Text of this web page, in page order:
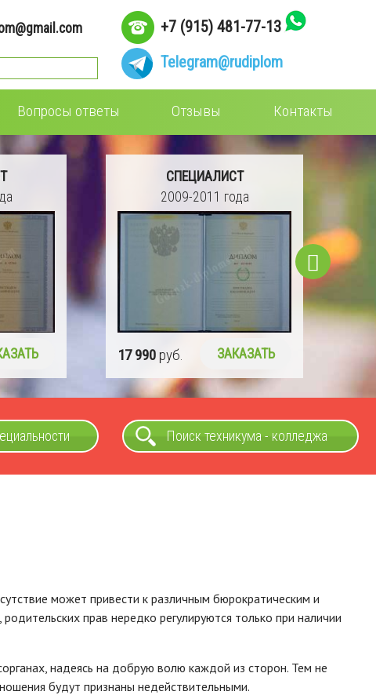
+7 (915) 481-77-13
Telegram@rudiplom
Вопросы ответы Отзывы Контакты
СПЕЦИАЛИСТ
2009-2011 года
17 990 руб. ЗАКАЗАТЬ
16
Поиск техникума - колледжа
может привести к различным бюрократическим и
прав нередко регулируются только при наличии
надеясь на добрую волю каждой из сторон. Тем не
будут признаны недействительными.